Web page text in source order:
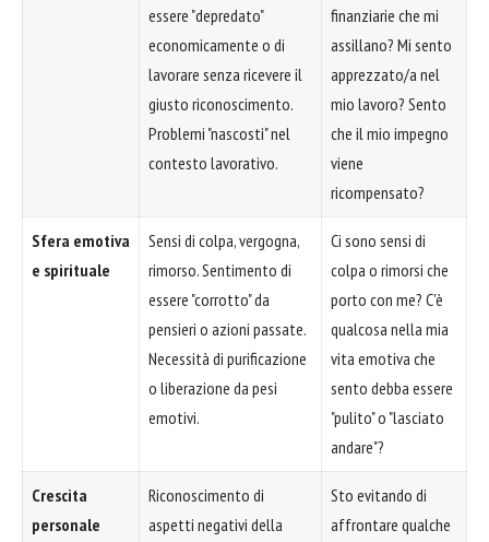
essere "depredato"
economicamente o di
lavorare senza ricevere il
giusto riconoscimento.
Problemi "nascosti" nel
contesto lavorativo.
finanziarie che mi
assillano? Mi sento
apprezzato/a nel
mio lavoro? Sento
che il mio impegno
viene
ricompensato?
Sfera emotiva
e spirituale
Sensi di colpa, vergogna,
rimorso. Sentimento di
essere "corrotto" da
pensieri o azioni passate.
Necessità di purificazione
o liberazione da pesi
emotivi.
Ci sono sensi di
colpa o rimorsi che
porto con me? C'è
qualcosa nella mia
vita emotiva che
sento debba essere
"pulito" o "lasciato
andare"?
Crescita
personale
Riconoscimento di
aspetti negativi della
Sto evitando di
affrontare qualche